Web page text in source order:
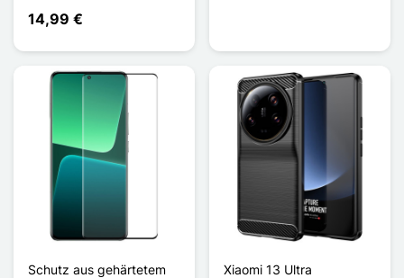
14,99 €
Schutz aus gehärtetem
Xiaomi 13 Ultra